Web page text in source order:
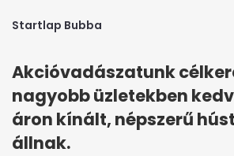
Startlap Bubba
Akcióvadászatunk
nagyobb üzletekben
áron kínált, népszerű
állnak.